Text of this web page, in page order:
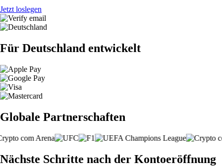
Jetzt loslegen
Für Deutschland entwickelt
Globale Partnerschaften
Nächste Schritte nach der Kontoeröffnung